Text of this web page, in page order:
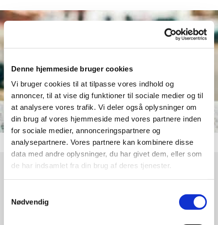
Denne hjemmeside bruger cookies
Vi bruger cookies til at tilpasse vores indhold og
annoncer, til at vise dig funktioner til sociale medier og til
at analysere vores trafik. Vi deler også oplysninger om
din brug af vores hjemmeside med vores partnere inden
for sociale medier, annonceringspartnere og
analysepartnere. Vores partnere kan kombinere disse
data med andre oplysninger, du har givet dem, eller som
de har indsamlet fra din brug af deres tjenester.
Nødvendig
Søndag 4. oktober 2026, kl. 09:00
www.facebook.com/helligkorskirke